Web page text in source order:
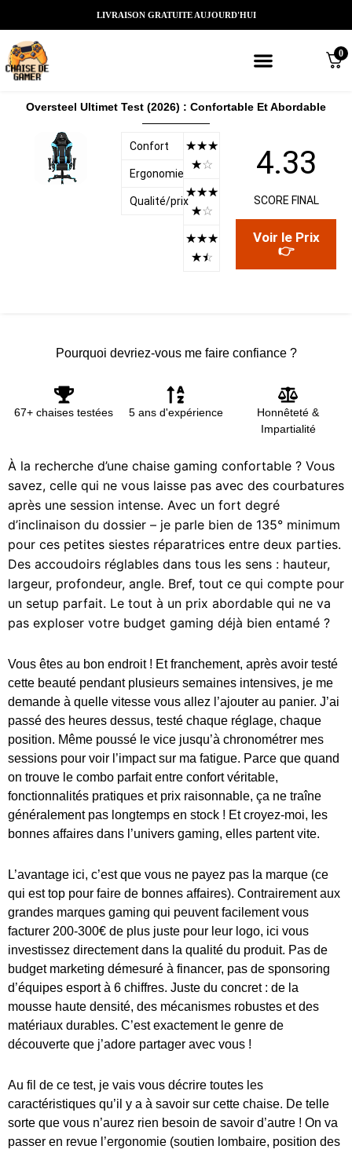
LIVRAISON GRATUITE AUJOURD'HUI
0
Oversteel Ultimet Test (2026) : Confortable Et Abordable
Confort
Ergonomie
Qualité/prix
☆☆☆
☆☆
☆☆☆
☆☆
☆☆☆
☆☆
4.33
SCORE FINAL
Voir le Prix
👉
Pourquoi devriez-vous me faire confiance ?
67+ chaises testées 5 ans d'expérience
Honnêteté &
Impartialité
À la recherche d’une chaise gaming confortable ? Vous
savez, celle qui ne vous laisse pas avec des courbatures
après une session intense. Avec un fort degré
d’inclinaison du dossier – je parle bien de 135° minimum
pour ces petites siestes réparatrices entre deux parties.
Des accoudoirs réglables dans tous les sens : hauteur,
largeur, profondeur, angle. Bref, tout ce qui compte pour
un setup parfait. Le tout à un prix abordable qui ne va
pas exploser votre budget gaming déjà bien entamé ?
Vous êtes au bon endroit ! Et franchement, après avoir testé
cette beauté pendant plusieurs semaines intensives, je me
demande à quelle vitesse vous allez l’ajouter au panier. J’ai
passé des heures dessus, testé chaque réglage, chaque
position. Même poussé le vice jusqu’à chronométrer mes
sessions pour voir l’impact sur ma fatigue. Parce que quand
on trouve le combo parfait entre confort véritable,
fonctionnalités pratiques et prix raisonnable, ça ne traîne
généralement pas longtemps en stock ! Et croyez-moi, les
bonnes affaires dans l’univers gaming, elles partent vite.
L’avantage ici, c’est que vous ne payez pas la marque (ce
qui est top pour faire de bonnes affaires). Contrairement aux
grandes marques gaming qui peuvent facilement vous
facturer 200-300€ de plus juste pour leur logo, ici vous
investissez directement dans la qualité du produit. Pas de
budget marketing démesuré à financer, pas de sponsoring
d’équipes esport à 6 chiffres. Juste du concret : de la
mousse haute densité, des mécanismes robustes et des
matériaux durables. C’est exactement le genre de
découverte que j’adore partager avec vous !
Au fil de ce test, je vais vous décrire toutes les
caractéristiques qu’il y a à savoir sur cette chaise. De telle
sorte que vous n’aurez rien besoin de savoir d’autre ! On va
passer en revue l’ergonomie (soutien lombaire, position des